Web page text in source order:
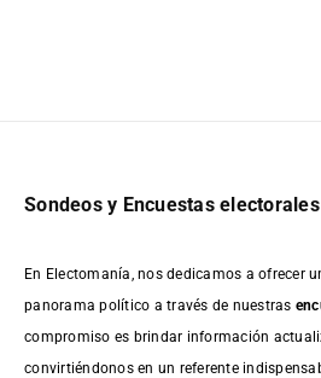
Sondeos y Encuestas electorales
En Electomanía, nos dedicamos a ofrecer
panorama político a través de nuestras
compromiso es brindar información
convirtiéndonos en un referente